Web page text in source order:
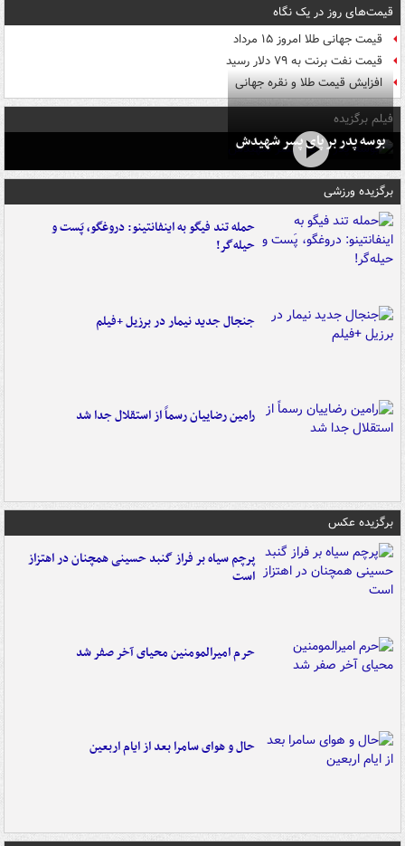
قیمت‌های روز در یک نگاه
قیمت جهانی طلا امروز ۱۵ مرداد
قیمت نفت برنت به ۷۹ دلار رسید
افزایش قیمت طلا و نقره جهانی
فیلم برگزیده
بوسه‌ پدر بر پای پسر شهیدش
برگزیده ورزشی
حمله تند فیگو به اینفانتینو: دروغگو، پَست‌ و
حیله‌گر!
جنجال جدید نیمار در برزیل +فیلم
رامین رضاییان رسماً از استقلال جدا شد
برگزیده عکس
پرچم سیاه بر فراز گنبد حسینی همچنان در اهتزاز
است
حرم امیرالمومنین محیای آخر صفر شد
حال و هوای سامرا بعد از ایام اربعین